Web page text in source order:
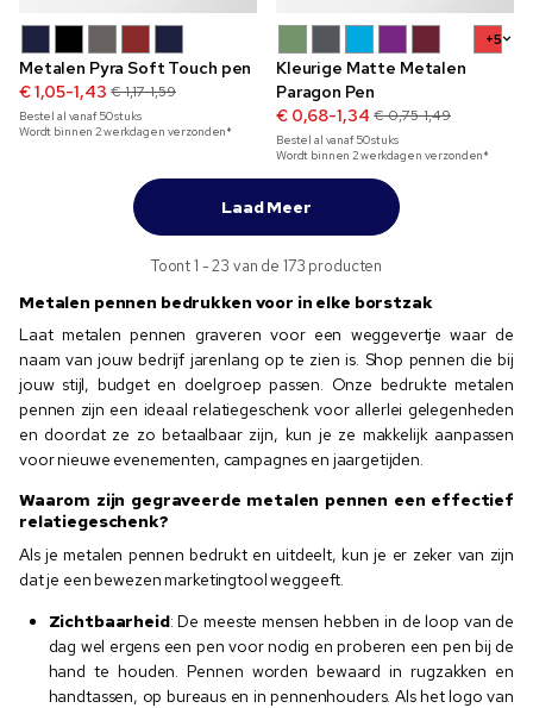
Metalen Pyra Soft Touch pen
€ 1,05-1,43 € 1,17-1,59
Bestel al vanaf50stuks
Wordt binnen 2 werkdagen verzonden*
+5
Kleurige Matte Metalen
Paragon Pen
€ 0,68-1,34 € 0,75-1,49
Bestel al vanaf50stuks
Wordt binnen 2 werkdagen verzonden*
Laad Meer
Toont 1 - 23 van de 173 producten
Metalen pennen bedrukken voor in elke borstzak
Laat metalen pennen graveren voor een weggevertje waar de
naam van jouw bedrijf jarenlang op te zien is. Shop pennen die bij
jouw stijl, budget en doelgroep passen. Onze bedrukte metalen
pennen zijn een ideaal relatiegeschenk voor allerlei gelegenheden
en doordat ze zo betaalbaar zijn, kun je ze makkelijk aanpassen
voor nieuwe evenementen, campagnes en jaargetijden.
Waarom zijn gegraveerde metalen pennen een effectief
relatiegeschenk?
Als je metalen pennen bedrukt en uitdeelt, kun je er zeker van zijn
dat je een bewezen marketingtool weggeeft.
Zichtbaarheid: De meeste mensen hebben in de loop van de
dag wel ergens een pen voor nodig en proberen een pen bij de
hand te houden. Pennen worden bewaard in rugzakken en
handtassen, op bureaus en in pennenhouders. Als het logo van